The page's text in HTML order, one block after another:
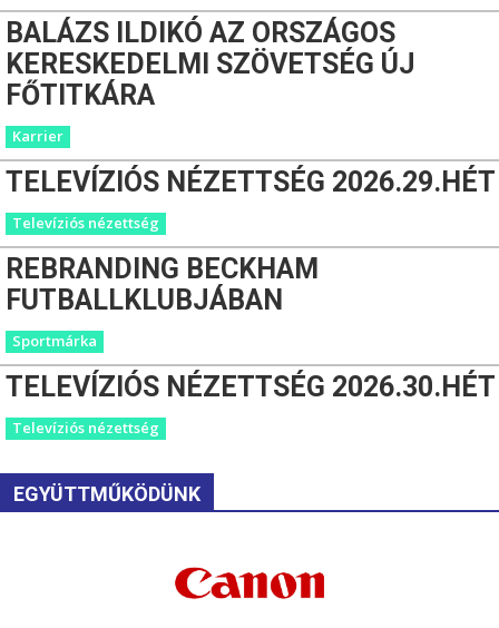
BALÁZS ILDIKÓ AZ ORSZÁGOS
KERESKEDELMI SZÖVETSÉG ÚJ
FŐTITKÁRA
Karrier
TELEVÍZIÓS NÉZETTSÉG 2026.29.HÉT
Televíziós nézettség
REBRANDING BECKHAM
FUTBALLKLUBJÁBAN
Sportmárka
TELEVÍZIÓS NÉZETTSÉG 2026.30.HÉT
Televíziós nézettség
EGYÜTTMŰKÖDÜNK